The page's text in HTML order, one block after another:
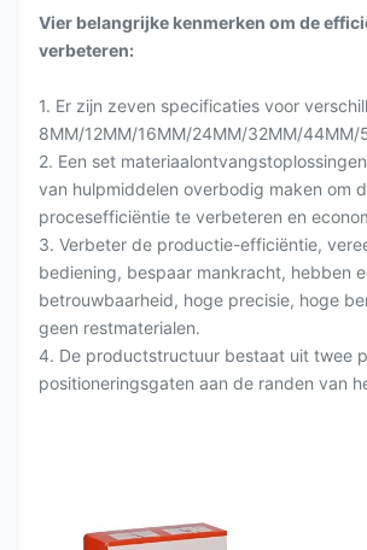
Vier belangrijke kenmerken om de
verbeteren:
1. Er zijn zeven specificaties voor
8MM/12MM/16MM/24MM/32MM/44MM/
2. Een set
van hulpmiddelen overbodig maken om
procesefficiëntie te verbeteren en
3. Verbeter de productie-efficiëntie,
bediening, bespaar mankracht, hebben
betrouwbaarheid, hoge precisie, hoge
geen restmaterialen.
4. De productstructuur bestaat uit twee
positioneringsgaten aan de randen van